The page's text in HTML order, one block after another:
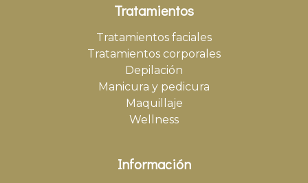
Tratamientos
Tratamientos faciales
Tratamientos corporales
Depilación
Manicura y pedicura
Maquillaje
Wellness
Información